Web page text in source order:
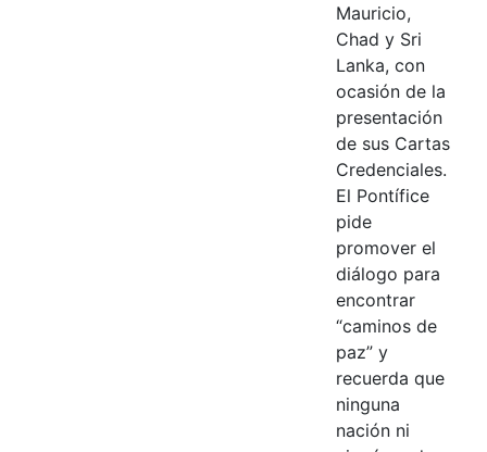
Mauricio,
Chad y Sri
Lanka, con
ocasión de la
presentación
de sus Cartas
Credenciales.
El Pontífice
pide
promover el
diálogo para
encontrar
“caminos de
paz” y
recuerda que
ninguna
nación ni